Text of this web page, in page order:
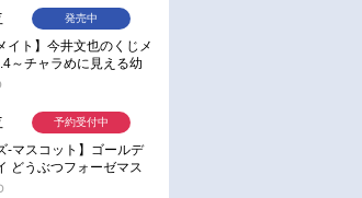
イト】今井文也のくじメ
～チャラめに見える幼
は一途で独占欲が強いん
発売中
-マスコット】ゴールデ
どうぶつフォーゼマス
月島軍曹【再販】
予約受付中